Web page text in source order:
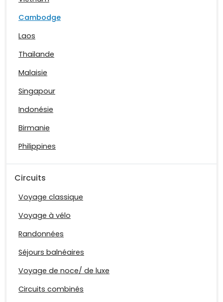
Cambodge
Laos
Thailande
Malaisie
Singapour
Indonésie
Birmanie
Philippines
Circuits
Voyage classique
Voyage à vélo
Randonnées
Séjours balnéaires
Voyage de noce/ de luxe
Circuits combinés